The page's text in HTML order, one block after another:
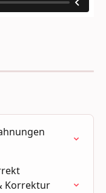
Korrektur